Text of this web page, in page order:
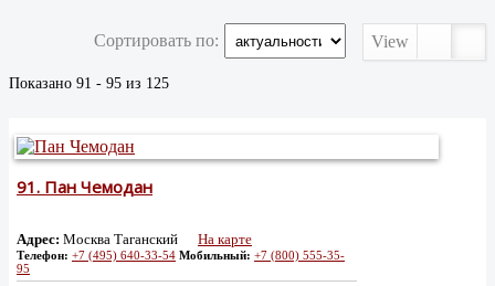
Сортировать по: View
Показано 91 - 95 из 125
91. Пан Чемодан
Адрес: Москва Таганский На карте
Телефон: +7 (495) 640-33-54 Мобильный: +7 (800) 555-35-
95